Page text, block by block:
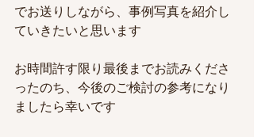
でお送りしながら、事例写真を紹介し
ていきたいと思います
お時間許す限り最後までお読みくださ
ったのち、今後のご検討の参考になり
ましたら幸いです